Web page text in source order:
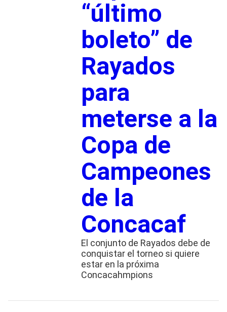
“último
boleto” de
Rayados
para
meterse a la
Copa de
Campeones
de la
Concacaf
El conjunto de Rayados debe de
conquistar el torneo si quiere
estar en la próxima
Concacahmpions